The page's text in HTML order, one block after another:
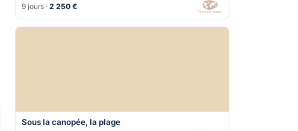
9 jours ·2 250 €
Sous la canopée, la plage